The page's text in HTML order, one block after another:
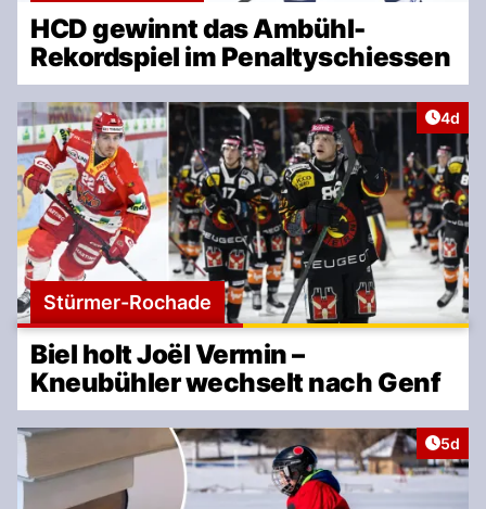
HCD gewinnt das Ambühl-
Rekordspiel im Penaltyschiessen
4d
Stürmer-Rochade
Biel holt Joël Vermin –
Kneubühler wechselt nach Genf
5d